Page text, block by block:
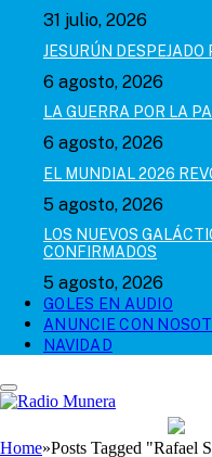
31 julio, 2026
JESURÚN
6 agosto, 2026
LA GUERRA POR LA
6 agosto, 2026
EL MUNDIAL 2026
5 agosto, 2026
LOS NUEVOS
CONFIRMADOS
5 agosto, 2026
GOLES EN AUDIO
ANUNCIE CON
NAVIDAD
Home»Posts Tagged "Rafael